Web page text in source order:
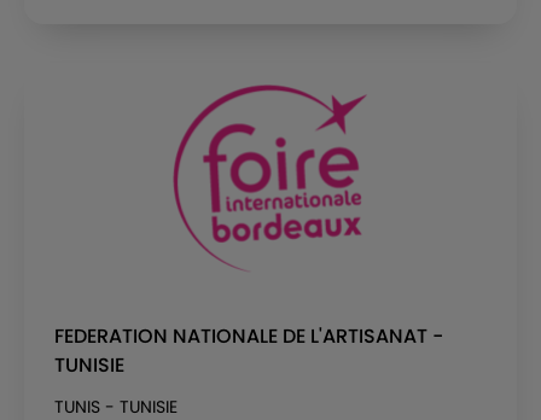
FEDERATION NATIONALE DE L'ARTISANAT -
TUNISIE
TUNIS - TUNISIE